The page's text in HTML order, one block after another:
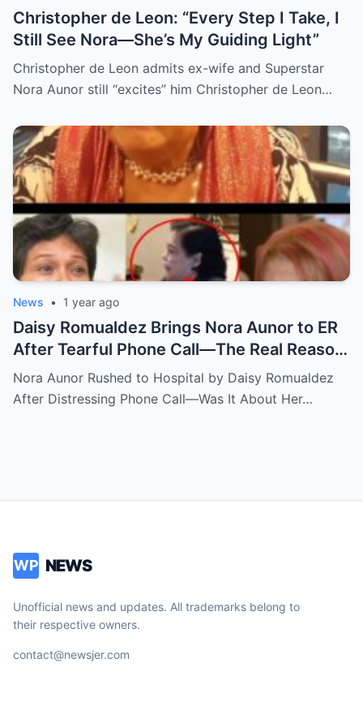
Christopher de Leon: “Every Step I Take, I
Still See Nora—She’s My Guiding Light”
Christopher de Leon admits ex-wife and Superstar
Nora Aunor still “excites” him Christopher de Leon…
News • 1 year ago
Daisy Romualdez Brings Nora Aunor to ER
After Tearful Phone Call—The Real Reason
Revealed
Nora Aunor Rushed to Hospital by Daisy Romualdez
After Distressing Phone Call—Was It About Her…
WP NEWS
Unofficial news and updates. All trademarks belong to
their respective owners.
contact@newsjer.com